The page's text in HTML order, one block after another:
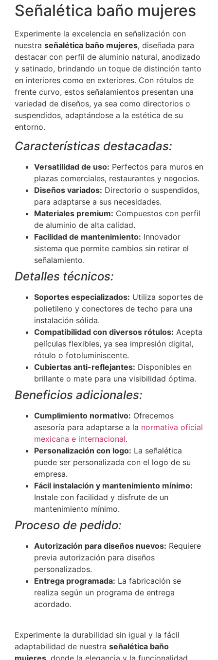
Señalética baño mujeres
Experimente la excelencia en señalización con
nuestra señalética baño mujeres, diseñada para
destacar con perfil de aluminio natural, anodizado
y satinado, brindando un toque de distinción tanto
en interiores como en exteriores. Con rótulos de
frente curvo, estos señalamientos presentan una
variedad de diseños, ya sea como directorios o
suspendidos, adaptándose a la estética de su
entorno.
Características destacadas:
Versatilidad de uso: Perfectos para muros en
plazas comerciales, restaurantes y negocios.
Diseños variados: Directorio o suspendidos,
para adaptarse a sus necesidades.
Materiales premium: Compuestos con perfil
de aluminio de alta calidad.
Facilidad de mantenimiento: Innovador
sistema que permite cambios sin retirar el
señalamiento.
Detalles técnicos:
Soportes especializados: Utiliza soportes de
polietileno y conectores de techo para una
instalación sólida.
Compatibilidad con diversos rótulos: Acepta
películas flexibles, ya sea impresión digital,
rótulo o fotoluminiscente.
Cubiertas anti-reflejantes: Disponibles en
brillante o mate para una visibilidad óptima.
Beneficios adicionales:
Cumplimiento normativo: Ofrecemos
asesoría para adaptarse a la normativa oficial
mexicana e internacional.
Personalización con logo: La señalética
puede ser personalizada con el logo de su
empresa.
Fácil instalación y mantenimiento mínimo:
Instale con facilidad y disfrute de un
mantenimiento mínimo.
Proceso de pedido:
Autorización para diseños nuevos: Requiere
previa autorización para diseños
personalizados.
Entrega programada: La fabricación se
realiza según un programa de entrega
acordado.
Experimente la durabilidad sin igual y la fácil
adaptabilidad de nuestra señalética baño
mujeres , donde la elegancia y la funcionalidad